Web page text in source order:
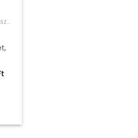
MENETFÚRÓ ÉS MENETMETSZŐ SZERSZÁMKÉSZLET
Current